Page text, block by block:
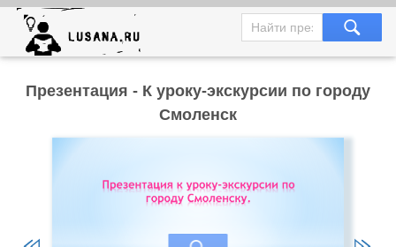
Презентация - К уроку-экскурсии по городу
Смоленск